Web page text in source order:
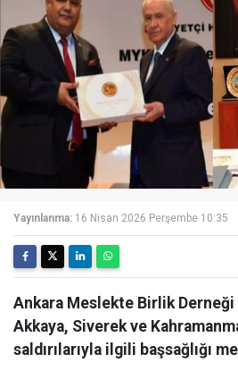
Yayınlanma: 16 Nisan 2026 Perşembe 10:35
Ankara Meslekte Birlik Derneği
Akkaya, Siverek ve
saldırılarıyla ilgili başsağlığı